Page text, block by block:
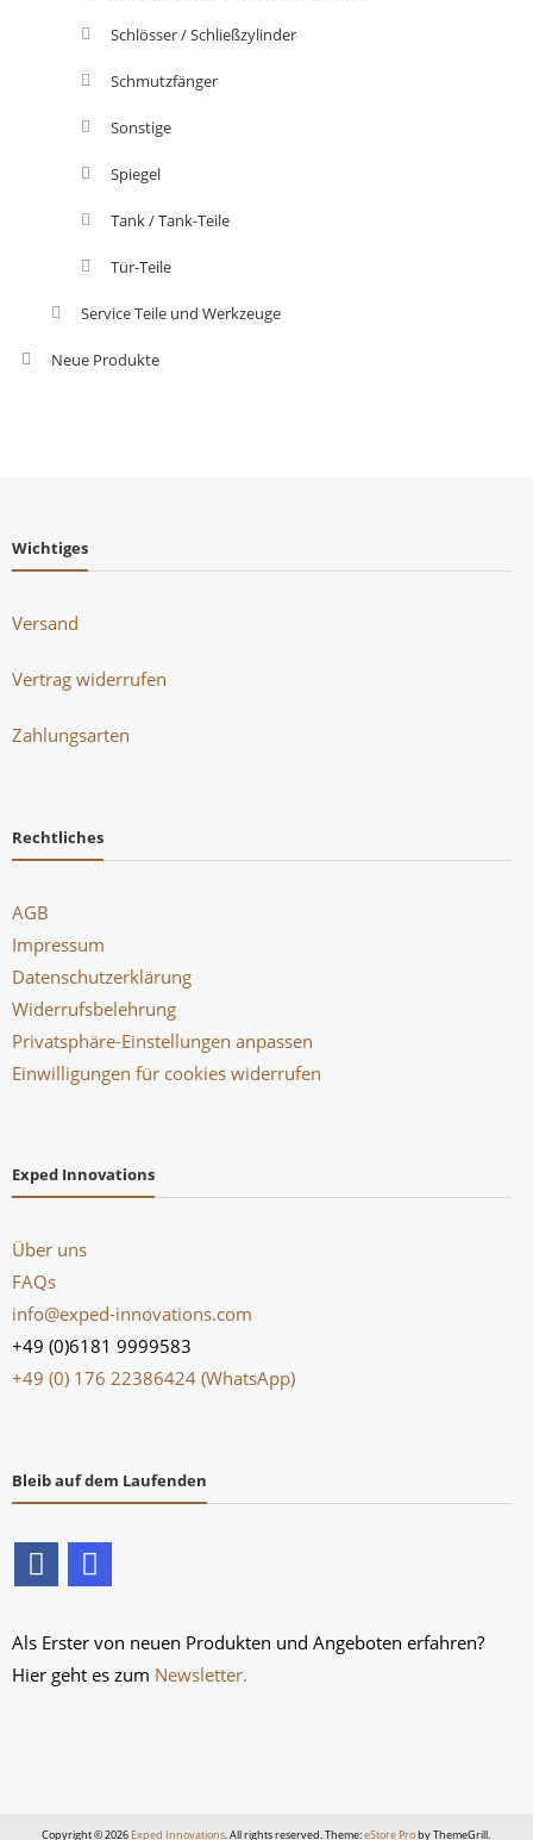
Schlösser / Schließzylinder
Schmutzfänger
Sonstige
Spiegel
Tank / Tank-Teile
Tür-Teile
Service Teile und Werkzeuge
Neue Produkte
Wichtiges
Versand
Vertrag widerrufen
Zahlungsarten
Rechtliches
AGB
Impressum
Datenschutzerklärung
Widerrufsbelehrung
Privatsphäre-Einstellungen anpassen
Einwilligungen für cookies widerrufen
Exped Innovations
Über uns
FAQs
info@exped-innovations.com
+49 (0)6181 9999583
+49 (0) 176 22386424 (WhatsApp)
Bleib auf dem Laufenden
Als Erster von neuen Produkten und Angeboten erfahren?
Hier geht es zum Newsletter.
Copyright © 2026 Exped Innovations. All rights reserved. Theme:eStore Proby ThemeGrill.